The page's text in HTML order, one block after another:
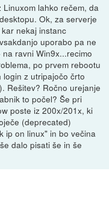
lahko rečem, da
Ok, za serverje
nekaj instanc
uporabo pa ne
ravni Win9x...recimo
po prvem rebootu
z utripajočo črto
Rešitev? Ročno urejanje
to počel? Še pri
poste iz 200x/201x, ki
(deprecated)
ip on linux" in bo večina
dalo pisati še in še